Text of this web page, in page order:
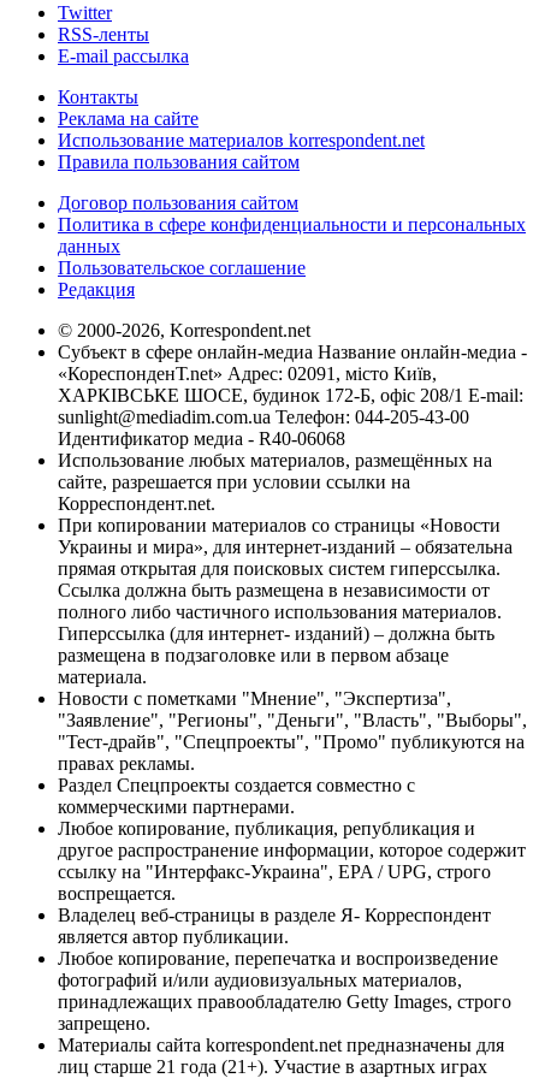
Twitter
RSS-ленты
E-mail рассылка
Контакты
Реклама на сайте
Использование материалов korrespondent.net
Правила пользования сайтом
Договор пользования сайтом
Политика в сфере конфиденциальности и персональных
данных
Пользовательское соглашение
Редакция
© 2000-2026, Korrespondent.net
Субъект в сфере онлайн-медиа Название онлайн-медиа -
«КореспонденТ.net» Адрес: 02091, місто Київ,
ХАРКІВСЬКЕ ШОСЕ, будинок 172-Б, офіс 208/1 E-mail:
sunlight@mediadim.com.ua Телефон: 044-205-43-00
Идентификатор медиа - R40-06068
Использование любых материалов, размещённых на
сайте, разрешается при условии ссылки на
Корреспондент.net.
При копировании материалов со страницы «Новости
Украины и мира», для интернет-изданий – обязательна
прямая открытая для поисковых систем гиперссылка.
Ссылка должна быть размещена в независимости от
полного либо частичного использования материалов.
Гиперссылка (для интернет- изданий) – должна быть
размещена в подзаголовке или в первом абзаце
материала.
Новости с пометками "Мнение", "Экспертиза",
"Заявление", "Регионы", "Деньги", "Власть", "Выборы",
"Тест-драйв", "Спецпроекты", "Промо" публикуются на
правах рекламы.
Раздел Спецпроекты создается совместно с
коммерческими партнерами.
Любое копирование, публикация, републикация и
другое распространение информации, которое содержит
ссылку на "Интерфакс-Украина", EPA / UPG, строго
воспрещается.
Владелец веб-страницы в разделе Я- Корреспондент
является автор публикации.
Любое копирование, перепечатка и воспроизведение
фотографий и/или аудиовизуальных материалов,
принадлежащих правообладателю Getty Images, строго
запрещено.
Материалы сайта korrespondent.net предназначены для
лиц старше 21 года (21+). Участие в азартных играх